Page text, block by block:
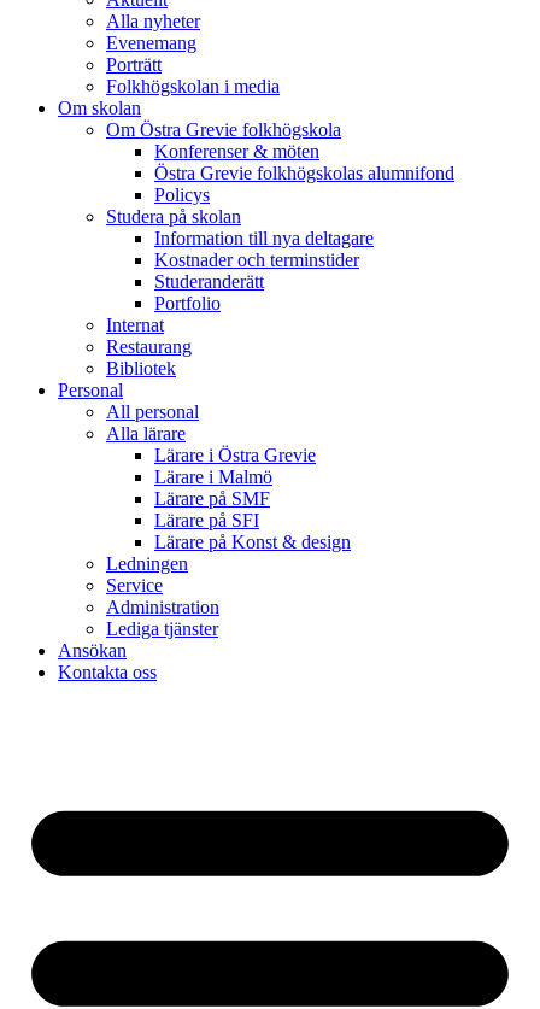
Alla nyheter
Evenemang
Porträtt
Folkhögskolan i media
Om skolan
Om Östra Grevie folkhögskola
Konferenser & möten
Östra Grevie folkhögskolas alumnifond
Policys
Studera på skolan
Information till nya deltagare
Kostnader och terminstider
Studeranderätt
Portfolio
Internat
Restaurang
Bibliotek
Personal
All personal
Alla lärare
Lärare i Östra Grevie
Lärare i Malmö
Lärare på SMF
Lärare på SFI
Lärare på Konst & design
Ledningen
Service
Administration
Lediga tjänster
Ansökan
Kontakta oss